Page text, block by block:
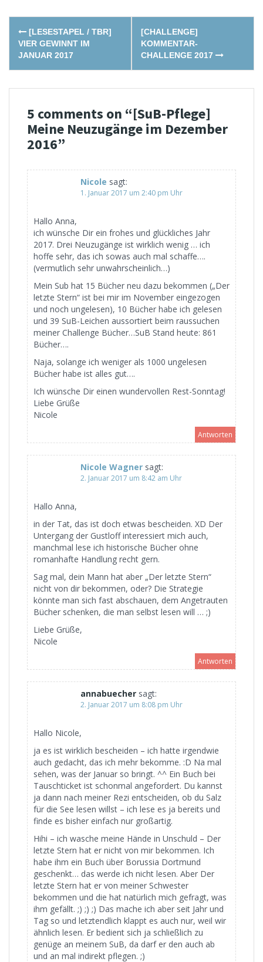
Post
navigation
[LESESTAPEL / TBR]
VIER GEWINNT IM
JANUAR 2017
[CHALLENGE]
KOMMENTAR-
CHALLENGE 2017
5 comments on “[SuB-Pflege]
Meine Neuzugänge im Dezember
2016”
Nicole sagt:
1. Januar 2017 um 2:40 pm Uhr
Hallo Anna,
ich wünsche Dir ein frohes und glückliches Jahr
2017. Drei Neuzugänge ist wirklich wenig … ich
hoffe sehr, das ich sowas auch mal schaffe….
(vermutlich sehr unwahrscheinlich…)
Mein Sub hat 15 Bücher neu dazu bekommen („Der
letzte Stern“ ist bei mir im November eingezogen
und noch ungelesen), 10 Bücher habe ich gelesen
und 39 SuB-Leichen aussortiert beim raussuchen
meiner Challenge Bücher…SuB Stand heute: 861
Bücher….
Naja, solange ich weniger als 1000 ungelesen
Bücher habe ist alles gut….
Ich wünsche Dir einen wundervollen Rest-Sonntag!
Liebe Grüße
Nicole
Antworten
Nicole Wagner sagt:
2. Januar 2017 um 8:42 am Uhr
Hallo Anna,
in der Tat, das ist doch etwas bescheiden. XD Der
Untergang der Gustloff interessiert mich auch,
manchmal lese ich historische Bücher ohne
romanhafte Handlung recht gern.
Sag mal, dein Mann hat aber „Der letzte Stern“
nicht von dir bekommen, oder? Die Strategie
könnte man sich fast abschauen, dem Angetrauten
Bücher schenken, die man selbst lesen will … ;)
Liebe Grüße,
Nicole
Antworten
annabuecher sagt:
2. Januar 2017 um 8:08 pm Uhr
Hallo Nicole,
ja es ist wirklich bescheiden – ich hatte irgendwie
auch gedacht, das ich mehr bekomme. :D Na mal
sehen, was der Januar so bringt. ^^ Ein Buch bei
Tauschticket ist schonmal angefordert. Du kannst
ja dann nach meiner Rezi entscheiden, ob du Salz
für die See lesen willst – ich lese es ja bereits und
finde es bisher einfach nur großartig.
Hihi – ich wasche meine Hände in Unschuld – Der
letzte Stern hat er nicht von mir bekommen. Ich
habe ihm ein Buch über Borussia Dortmund
geschenkt… das werde ich nicht lesen. Aber Der
letzte Stern hat er von meiner Schwester
bekommen und die hat natürlich mich gefragt, was
ihm gefällt. ;) ;) ;) Das mache ich aber seit Jahr und
Tag so und letztendlich klappt es auch nur, weil wir
ähnlich lesen. Er bedient sich ja schließlich zu
genüge an meinem SuB, da darf er den auch ab
und an mal indirekt pflegen. ;)